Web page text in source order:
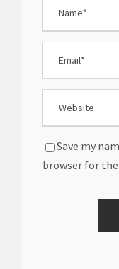
Save my
browser for